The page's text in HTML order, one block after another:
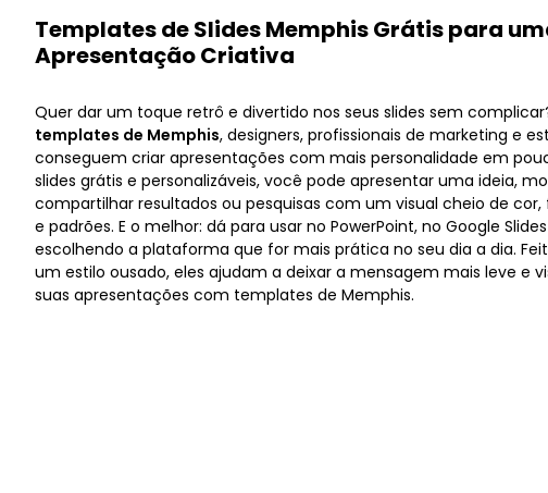
Templates de Slides Memphis Grátis para
Apresentação Criativa
Quer dar um toque retrô e divertido nos seus slides sem
templates de Memphis, designers, profissionais de marketing e
conseguem criar apresentações com mais personalidade em
slides grátis e personalizáveis, você pode apresentar uma ideia,
compartilhar resultados ou pesquisas com um visual cheio de
e padrões. E o melhor: dá para usar no PowerPoint, no Google
escolhendo a plataforma que for mais prática no seu dia a dia.
um estilo ousado, eles ajudam a deixar a mensagem mais leve e
suas apresentações com templates de Memphis.